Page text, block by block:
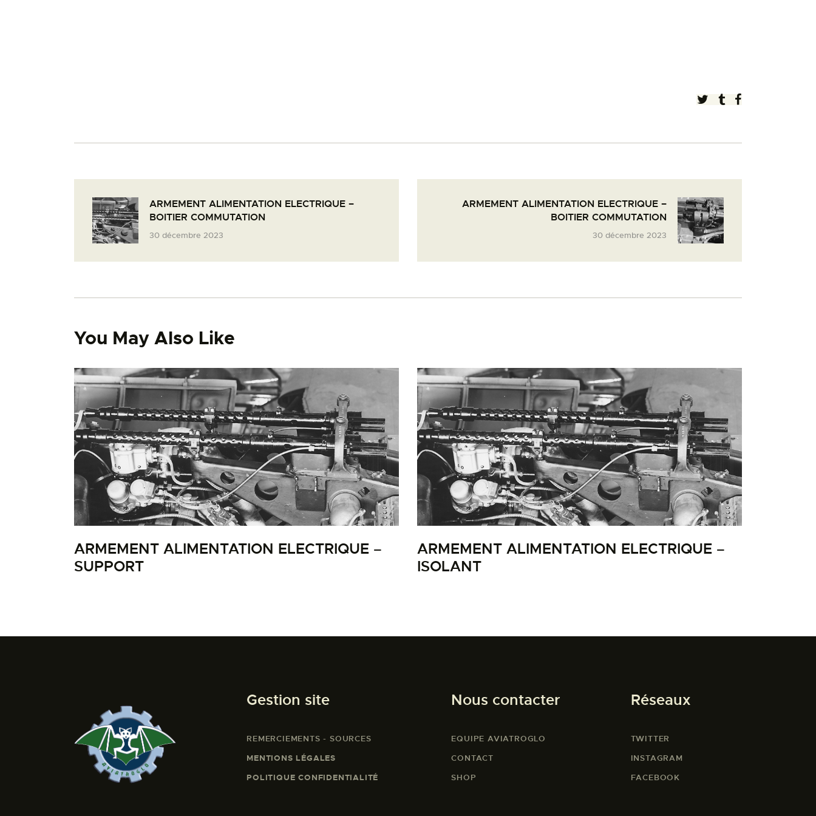
L’ATELIER DE L’AIR
LA SNCAC
PROJET ATELIER DE
ARMEMENT ALIMENTATION ELECTRIQUE –
BOITIER COMMUTATION
30 décembre 2023
ARMEMENT ALIMENTATION ELECTRIQUE –
BOITIER COMMUTATION
30 décembre 2023
You May Also Like
ARMEMENT ALIMENTATION ELECTRIQUE –
SUPPORT
ARMEMENT ALIMENTATION ELECTRIQUE –
ISOLANT
Gestion site
REMERCIEMENTS - SOURCES
MENTIONS LÉGALES
POLITIQUE CONFIDENTIALITÉ
Nous contacter
EQUIPE AVIATROGLO
CONTACT
SHOP
Réseaux
TWITTER
INSTAGRAM
FACEBOOK